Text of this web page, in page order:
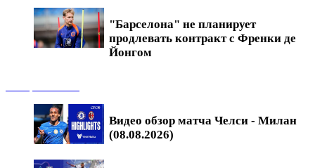
"Барселона" не планирует
продлевать контракт с Френки де
Йонгом
Видео обзор матча Челси - Милан
(08.08.2026)